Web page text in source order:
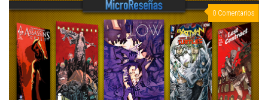
0 Comentarios